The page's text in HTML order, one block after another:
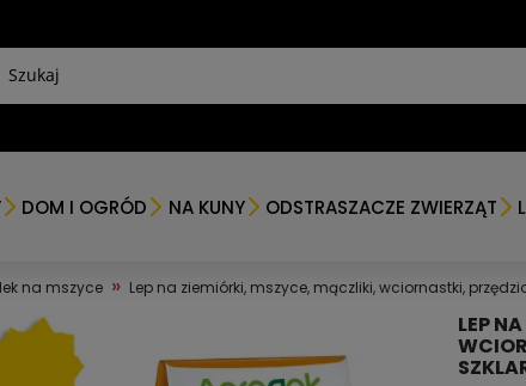
DOM I OGRÓD NA KUNY ODSTRASZACZE ZWIERZĄT
na mszyce » Lep na ziemiórki, mszyce, mączliki, wciornastki,
LEP